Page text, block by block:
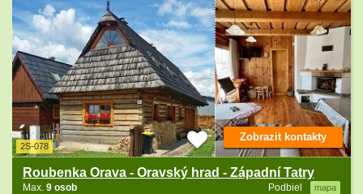
2S-078
Roubenka Orava - Oravský hrad - Západní Tatry
Podbiel mapa
Max. 9 osob
Zobrazit kontakty